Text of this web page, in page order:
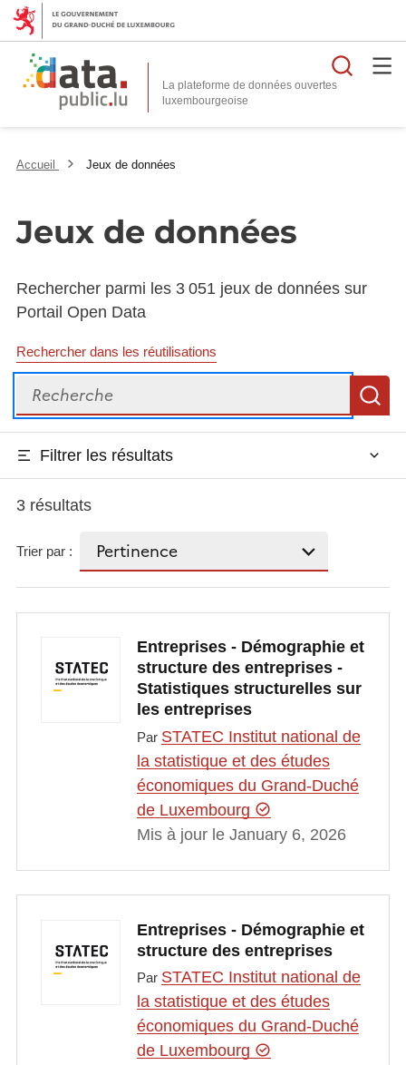
La plateforme de données ouvertes
Accueil Jeux de données
Jeux de données
Rechercher parmi les 3 051 jeux de données sur
Portail Open Data
Rechercher dans les réutilisations
Recherche
Filtrer les résultats
3 résultats
Trier par :
Entreprises - Démographie et
structure des entreprises -
Statistiques structurelles sur
les entreprises
Par STATEC Institut national de
la statistique et des études
économiques du Grand-Duché
de Luxembourg
Mis à jour le January 6, 2026
Entreprises - Démographie et
structure des entreprises
Par STATEC Institut national de
la statistique et des études
économiques du Grand-Duché
de Luxembourg